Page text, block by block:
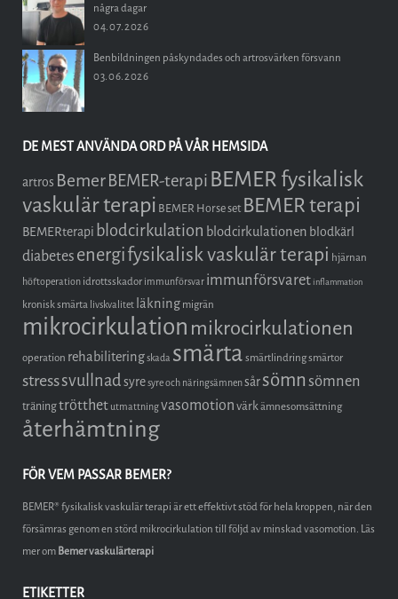
några dagar
04.07.2026
Benbildningen påskyndades och artrosvärken försvann
03.06.2026
DE MEST ANVÄNDA ORD PÅ VÅR HEMSIDA
artros BemerBEMER-terapi BEMER fysikalisk
vaskulär terapi BEMER Horse set BEMER terapi
BEMERterapi blodcirkulation blodcirkulationen blodkärl
diabetesenergifysikalisk vaskulär terapi hjärnan
höftoperation idrottsskador immunförsvar immunförsvaret inflammation
kronisk smärta livskvalitet läkningmigrän
mikrocirkulation mikrocirkulationen
operation rehabiliteringskada smärtasmärtlindringsmärtor
stresssvullnadsyresyre och näringsämnensårsömnsömnen
träningtrötthet utmattningvasomotionvärkämnesomsättning
återhämtning
FÖR VEM PASSAR BEMER?
BEMER® fysikalisk vaskulär terapi är ett effektivt stöd för hela kroppen, när den
försämras genom en störd mikrocirkulation till följd av minskad vasomotion. Läs
mer omBemer vaskulärterapi
ETIKETTER